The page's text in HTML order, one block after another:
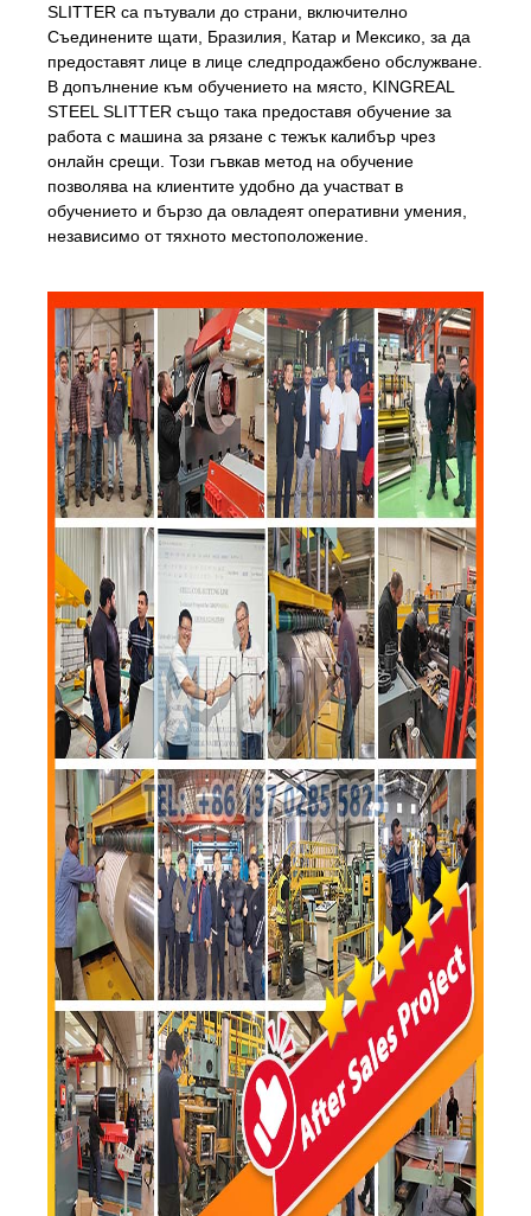
SLITTER са пътували до страни, включително
Съединените щати, Бразилия, Катар и Мексико, за да
предоставят лице в лице следпродажбено обслужване.
В допълнение към обучението на място, KINGREAL
STEEL SLITTER също така предоставя обучение за
работа с машина за рязане с тежък калибър чрез
онлайн срещи. Този гъвкав метод на обучение
позволява на клиентите удобно да участват в
обучението и бързо да овладеят оперативни умения,
независимо от тяхното местоположение.